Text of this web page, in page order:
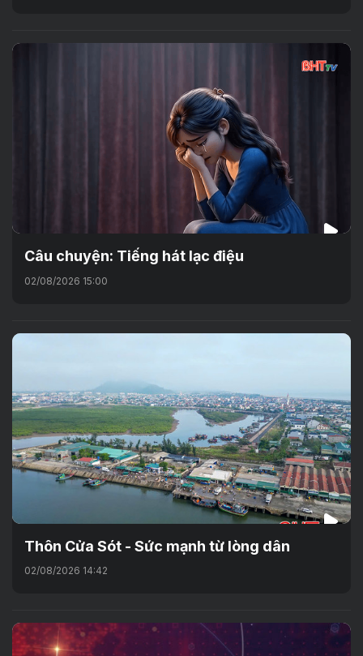
Câu chuyện: Tiếng hát lạc điệu
02/08/2026 15:00
Thôn Cửa Sót - Sức mạnh từ lòng dân
02/08/2026 14:42